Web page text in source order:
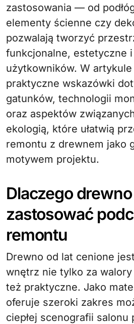
zastosowania — od
elementy ścienne czy
pozwalają tworzyć
funkcjonalne, estetyczne
użytkowników. W
praktyczne wskazówki
gatunków, technologii
oraz aspektów
ekologią, które ułatwią
remontu z drewnem jako
motywem projektu.
Dlaczego
zastosować
remontu
Drewno od lat cenione
wnętrz nie tylko za
też praktyczne. Jako
oferuje szeroki zakres
ciepłej scenografii salonu